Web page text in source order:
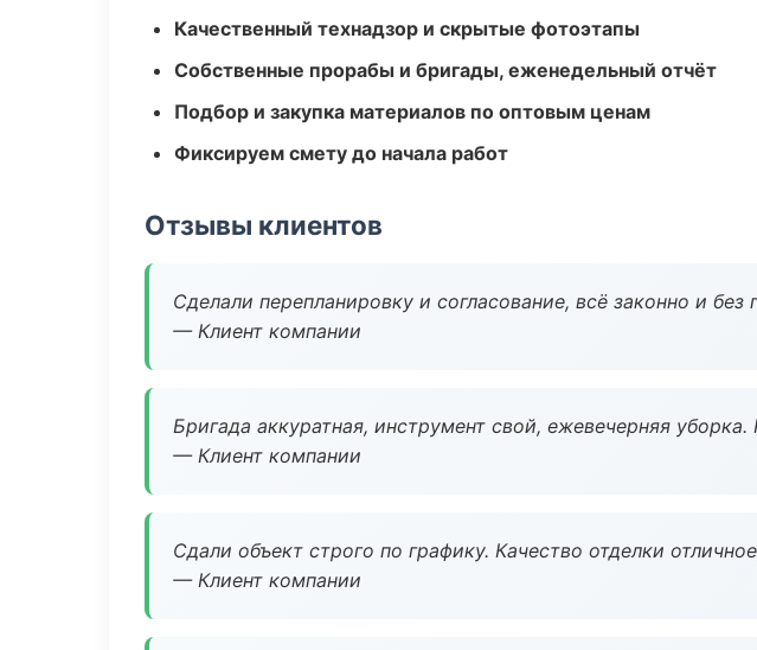
Качественный технадзор и скрытые фотоэтапы
Собственные прорабы и бригады, еженедельный отчёт
Подбор и закупка материалов по оптовым ценам
Фиксируем смету до начала работ
Отзывы клиентов
Сделали перепланировку и согласование, всё законно и без
— Клиент компании
Бригада аккуратная, инструмент свой, ежевечерняя уборка.
— Клиент компании
Сдали объект строго по графику. Качество отделки
— Клиент компании